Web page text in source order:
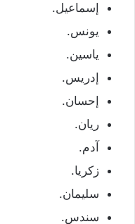
إسماعيل.
يونس.
ياسين.
إدريس.
إحسان.
ريان.
آدم.
زكريا.
سليمان.
سندس.